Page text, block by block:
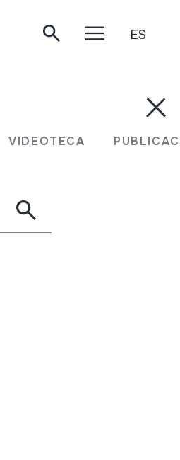
VIDEOTECA
ES